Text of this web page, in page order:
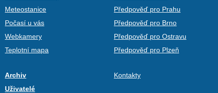
Meteostanice
Počasí u vás
Webkamery
Teplotní mapa
Předpověď pro Prahu
Předpověď pro Brno
Předpověď pro Ostravu
Předpověď pro Plzeň
Archiv
Uživatelé
Kontakty